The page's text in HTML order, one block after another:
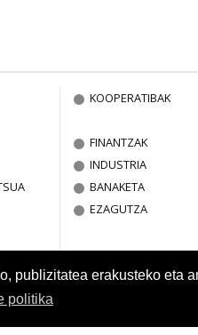
publizitatea erakusteko eta
politika
KOOPERATIBAK
FINANTZAK
INDUSTRIA
BANAKETA
EZAGUTZA